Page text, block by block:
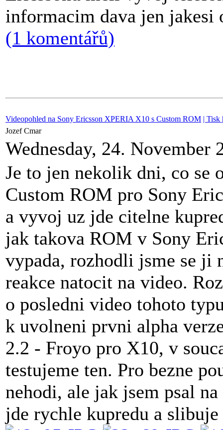
informacim dava jen
(1 komentářů)
Videopohled na Sony Ericsson XPERIA X10 s Custom ROM | Tisk |
Jozef Cmar
Wednesday, 24. November
Je to jen nekolik dni, co se
Custom ROM pro Sony
a vyvoj uz jde citelne
jak takova ROM v Sony
vypada, rozhodli jsme se ji
reakce natocit na video.
o posledni video tohoto
k uvolneni prvni alpha
2.2 - Froyo pro X10, v
testujeme ten. Pro bezne
nehodi, ale jak jsem psal
jde rychle kupredu a